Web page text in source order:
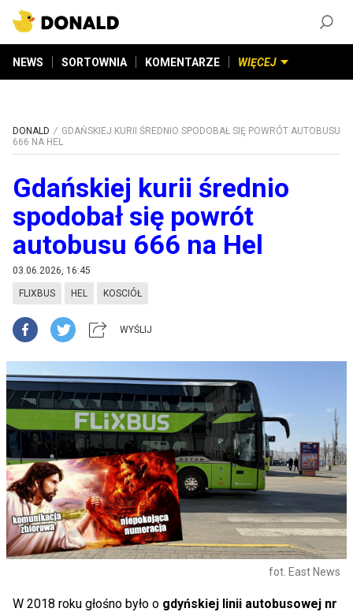
NEWS SORTOWNIA KOMENTARZE WIĘCEJ
DONALD
GDAŃSKIEJ KURII ŚREDNIO SPODOBAŁ SIĘ POWRÓT AUTOBUSU
666 NA HEL
Gdańskiej kurii średnio
spodobał się powrót
autobusu 666 na Hel
03.06.2026, 16:45
FLIXBUS HEL KOSCIÓŁ
WYŚLIJ
fot. East News
W 2018 roku głośno było o gdyńskiej linii autobusowej nr